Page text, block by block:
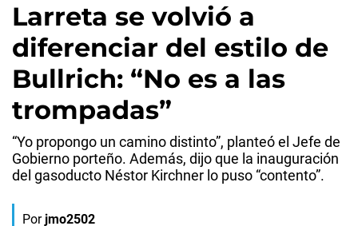
Larreta se volvió a
diferenciar del estilo de
Bullrich: “No es a las
trompadas”
“Yo propongo un camino distinto”, planteó el Jefe de
Gobierno porteño. Además, dijo que la inauguración
del gasoducto Néstor Kirchner lo puso “contento”.
Por jmo2502